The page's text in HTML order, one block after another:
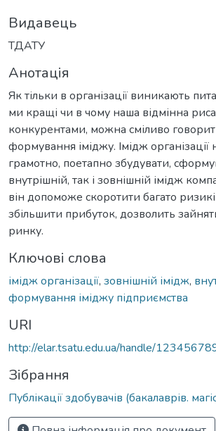
Видавець
ТДАТУ
Анотація
Як тільки в організації виникають
ми кращі чи в чому наша відмінна
конкурентами, можна сміливо
формування іміджу. Імідж організації
грамотно, поетапно збудувати,
внутрішній, так і зовнішній імідж
він допоможе скоротити багато
збільшити прибуток, дозволить
ринку.
Ключові слова
імідж організації, зовнішній імідж,
формування іміджу підприємства
URI
http://elar.tsatu.edu.ua/handle/
Зібрання
Публікації здобувачів (бакалаврів.